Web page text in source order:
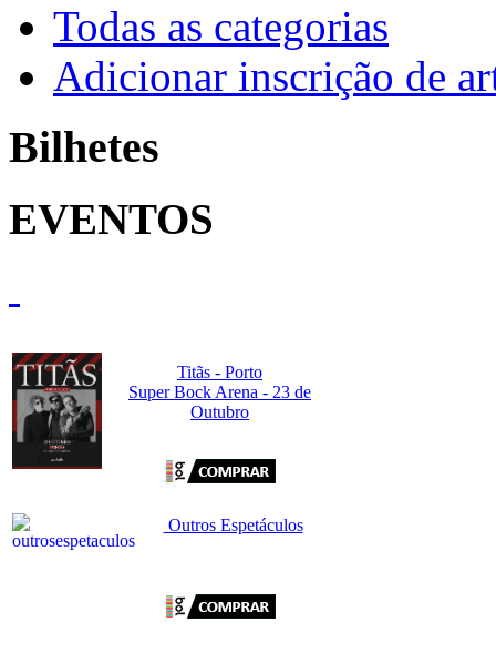
Todas as categorias
Adicionar inscrição de
Bilhetes
EVENTOS
Titãs - Porto
Super Bock Arena - 23 de
Outubro
Outros Espetáculos